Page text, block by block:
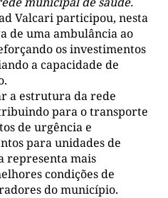
Valcari participou, nesta
de uma ambulância ao
os investimentos
a capacidade de
a estrutura da rede
para o transporte
de urgência e
para unidades de
representa mais
condições de
do município.